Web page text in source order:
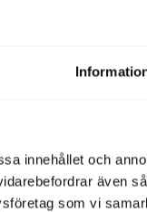
innehållet och
även
som vi
Vikström,
möjligt i